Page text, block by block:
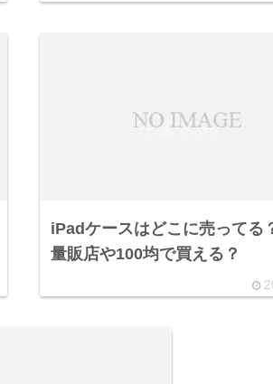
iPadケースはどこに売ってる
量販店や100均で買える？